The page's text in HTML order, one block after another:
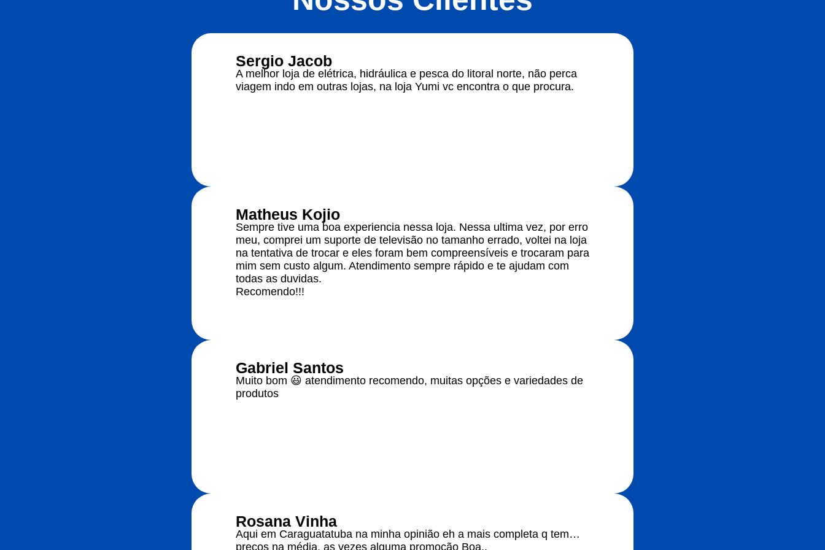
Sergio Jacob
A melhor loja de elétrica, hidráulica e pesca do litoral norte, não perca
viagem indo em outras lojas, na loja Yumi vc encontra o que procura.
Matheus Kojio
Sempre tive uma boa experiencia nessa loja. Nessa ultima vez, por erro
meu, comprei um suporte de televisão no tamanho errado, voltei na loja
na tentativa de trocar e eles foram bem compreensíveis e trocaram para
mim sem custo algum. Atendimento sempre rápido e te ajudam com
todas as duvidas.
Recomendo!!!
Gabriel Santos
Muito bom 😃 atendimento recomendo, muitas opções e variedades de
produtos
Rosana Vinha
Aqui em Caraguatatuba na minha opinião eh a mais completa q tem…
preços na média, as vezes alguma promoção Boa..